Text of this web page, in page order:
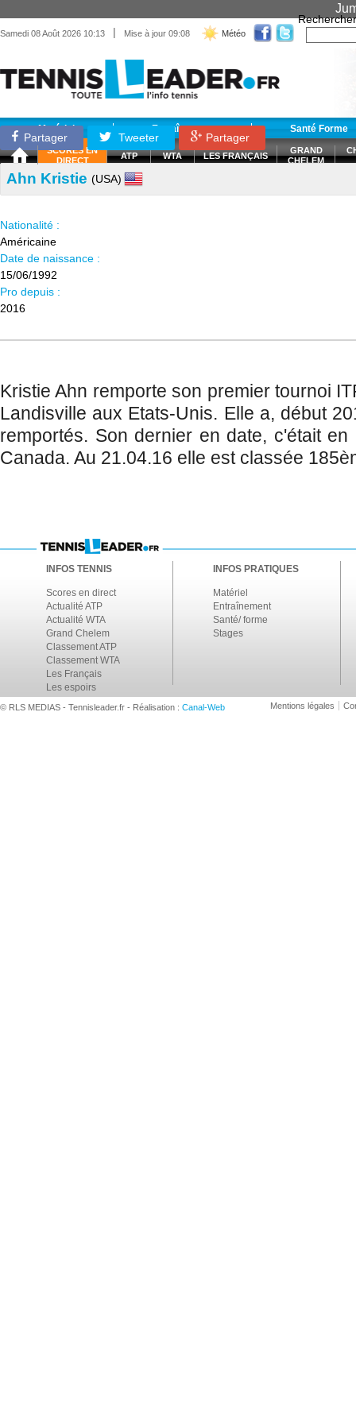
Samedi 08 Août 2026 10:13 | Mise à jour 09:08 Météo
Rechercher
Matériel Entraînement Santé Forme
SCORES EN
DIRECT
ATP WTA LES FRANÇAIS
GRAND
CHELEM
Partager Tweeter Partager
Ahn Kristie (USA)
Nationalité :
Américaine
Date de naissance :
15/06/1992
Pro depuis :
2016
Kristie Ahn remporte son premier tournoi
Landisville aux Etats-Unis. Elle a, début
remportés. Son dernier en date, c'était
Canada. Au 21.04.16 elle est classée
INFOS TENNIS
Scores en direct
Actualité ATP
Actualité WTA
Grand Chelem
Classement ATP
Classement WTA
Les Français
Les espoirs
INFOS PRATIQUES
Matériel
Entraînement
Santé/ forme
Stages
© RLS MEDIAS - Tennisleader.fr - Réalisation : Canal-Web Mentions légales